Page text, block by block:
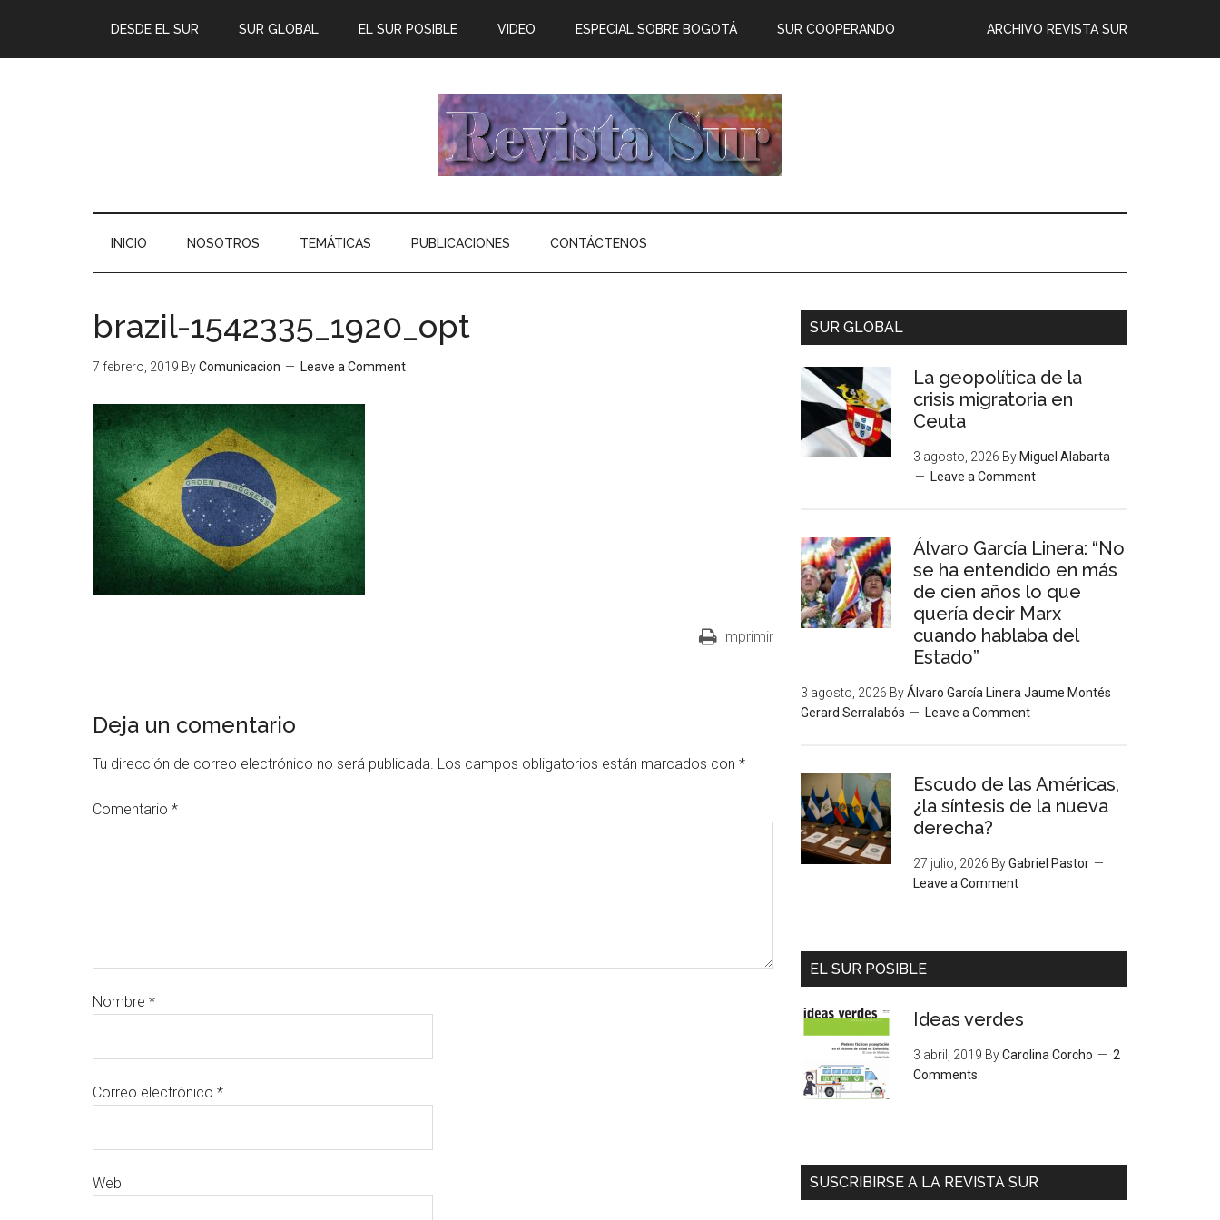
DESDE EL SUR SUR GLOBAL EL SUR POSIBLE ARCHIVO REVISTA SUR
VIDEO ESPECIAL SOBRE BOGOTÁ SUR COOPERANDO
INICIO NOSOTROS TEMÁTICAS PUBLICACIONES CONTÁCTENOS
brazil-1542335_1920_opt
7 febrero, 2019 ByComunicacion Leave a Comment
Imprimir
Deja un comentario
Tu dirección de correo electrónico no será publicada. Los campos obligatorios están marcados con *
Comentario *
Nombre *
Correo electrónico *
Web
SUR GLOBAL
La geopolítica de la
crisis migratoria en
Ceuta
3 agosto, 2026 By Miguel Alabarta
Leave a Comment
Álvaro García Linera: “No
se ha entendido en más
de cien años lo que
quería decir Marx
cuando hablaba del
Estado”
3 agosto, 2026 ByÁlvaro García Linera Jaume Montés
Gerard Serralabós
Leave a Comment
Escudo de las Américas,
¿la síntesis de la nueva
derecha?
27 julio, 2026 ByGabriel Pastor
Leave a Comment
EL SUR POSIBLE
Ideas verdes
3 abril, 2019 ByCarolina Corcho
2
Comments
SUSCRIBIRSE A LA REVISTA SUR